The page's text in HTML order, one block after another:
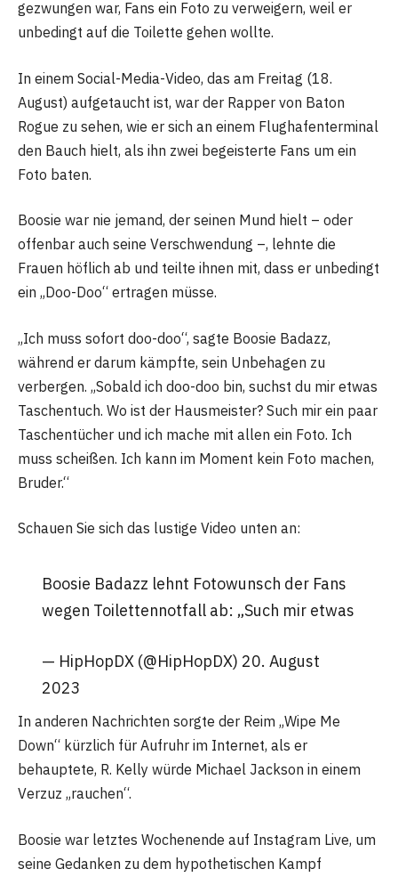
gezwungen war, Fans ein Foto zu verweigern, weil er
unbedingt auf die Toilette gehen wollte.
In einem Social-Media-Video, das am Freitag (18.
August) aufgetaucht ist, war der Rapper von Baton
Rogue zu sehen, wie er sich an einem Flughafenterminal
den Bauch hielt, als ihn zwei begeisterte Fans um ein
Foto baten.
Boosie war nie jemand, der seinen Mund hielt – oder
offenbar auch seine Verschwendung –, lehnte die
Frauen höflich ab und teilte ihnen mit, dass er unbedingt
ein „Doo-Doo“ ertragen müsse.
„Ich muss sofort doo-doo“, sagte Boosie Badazz,
während er darum kämpfte, sein Unbehagen zu
verbergen. „Sobald ich doo-doo bin, suchst du mir etwas
Taschentuch. Wo ist der Hausmeister? Such mir ein paar
Taschentücher und ich mache mit allen ein Foto. Ich
muss scheißen. Ich kann im Moment kein Foto machen,
Bruder.“
Schauen Sie sich das lustige Video unten an:
Boosie Badazz lehnt Fotowunsch der Fans
wegen Toilettennotfall ab: „Such mir etwas
— HipHopDX (@HipHopDX) 20. August
2023
In anderen Nachrichten sorgte der Reim „Wipe Me
Down“ kürzlich für Aufruhr im Internet, als er
behauptete, R. Kelly würde Michael Jackson in einem
Verzuz „rauchen“.
Boosie war letztes Wochenende auf Instagram Live, um
seine Gedanken zu dem hypothetischen Kampf